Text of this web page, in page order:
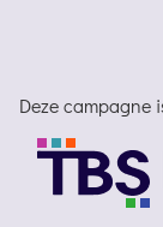
Deze campagne